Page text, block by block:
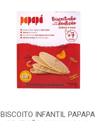
BISCOITO INFANTIL PAPAPA